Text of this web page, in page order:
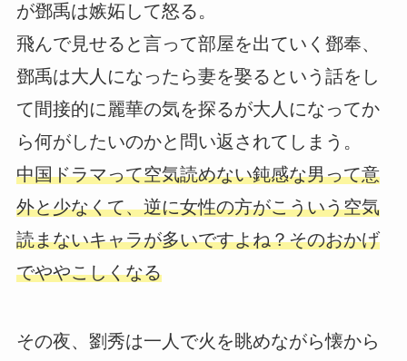
が鄧禹は嫉妬して怒る。
飛んで見せると言って部屋を出ていく鄧奉、
鄧禹は大人になったら妻を娶るという話をし
て間接的に麗華の気を探るが大人になってか
ら何がしたいのかと問い返されてしまう。
中国ドラマって空気読めない鈍感な男って意
外と少なくて、逆に女性の方がこういう空気
読まないキャラが多いですよね？そのおかげ
でややこしくなる
その夜、劉秀は一人で火を眺めながら懐から